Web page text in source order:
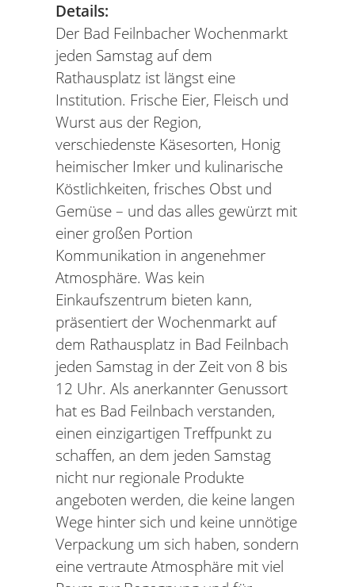
Details:
Der Bad Feilnbacher Wochenmarkt
jeden Samstag auf dem
Rathausplatz ist längst eine
Institution. Frische Eier, Fleisch und
Wurst aus der Region,
verschiedenste Käsesorten, Honig
heimischer Imker und kulinarische
Köstlichkeiten, frisches Obst und
Gemüse – und das alles gewürzt mit
einer großen Portion
Kommunikation in angenehmer
Atmosphäre. Was kein
Einkaufszentrum bieten kann,
präsentiert der Wochenmarkt auf
dem Rathausplatz in Bad Feilnbach
jeden Samstag in der Zeit von 8 bis
12 Uhr. Als anerkannter Genussort
hat es Bad Feilnbach verstanden,
einen einzigartigen Treffpunkt zu
schaffen, an dem jeden Samstag
nicht nur regionale Produkte
angeboten werden, die keine langen
Wege hinter sich und keine unnötige
Verpackung um sich haben, sondern
eine vertraute Atmosphäre mit viel